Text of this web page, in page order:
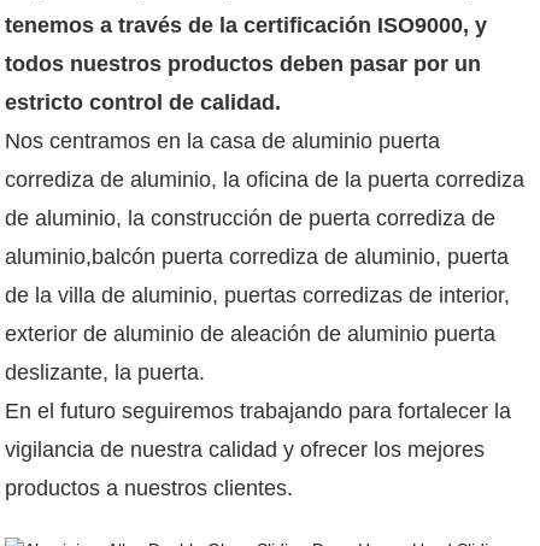
tenemos a través de la certificación ISO9000, y
todos nuestros productos deben pasar por un
estricto control de calidad.
Nos centramos en la casa de aluminio puerta
corrediza de aluminio, la oficina de la puerta corrediza
de aluminio, la construcción de puerta corrediza de
aluminio,balcón puerta corrediza de aluminio, puerta
de la villa de aluminio, puertas corredizas de interior,
exterior de aluminio de aleación de aluminio puerta
deslizante, la puerta.
En el futuro seguiremos trabajando para fortalecer la
vigilancia de nuestra calidad y ofrecer los mejores
productos a nuestros clientes.